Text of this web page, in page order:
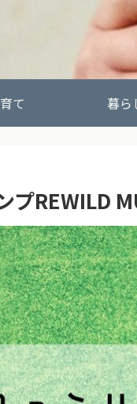
て 暮ら
プREWILD